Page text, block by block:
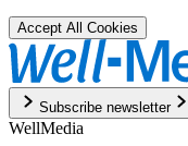
Accept All Cookies
Subscribe newsletter
WellMedia